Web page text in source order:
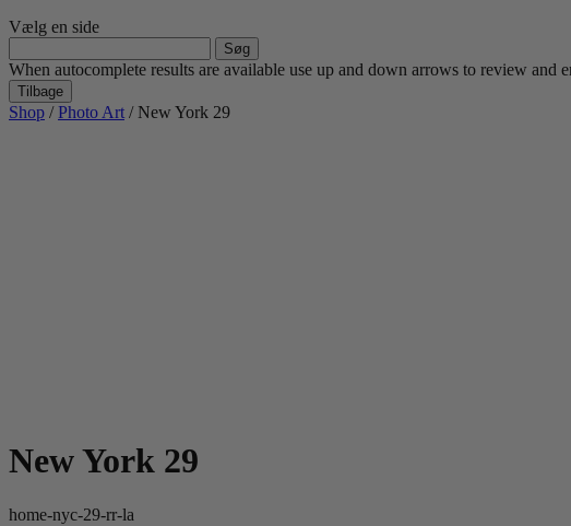
Vælg en side
efter:
When autocomplete results are available use up and down arrows to review
Tilbage
Shop /Photo Art / New York 29
New York 29
home-nyc-29-rr-la